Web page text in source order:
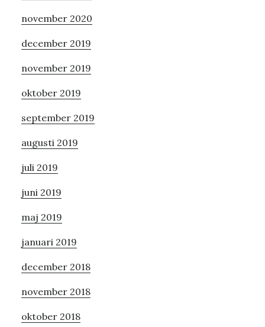
november 2020
december 2019
november 2019
oktober 2019
september 2019
augusti 2019
juli 2019
juni 2019
maj 2019
januari 2019
december 2018
november 2018
oktober 2018